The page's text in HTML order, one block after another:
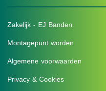
Zakelijk - EJ Banden
Montagepunt worden
Algemene voorwaarden
Privacy & Cookies